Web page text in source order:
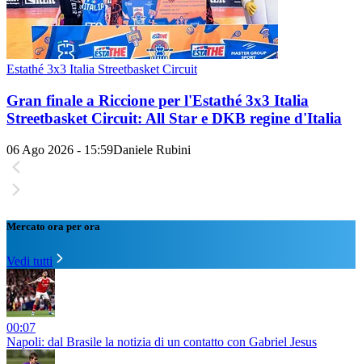
Estathé 3x3 Italia Streetbasket Circuit
Gran finale a Riccione per l'Estathé 3x3 Italia
Streetbasket Circuit: All Star e DKB regine d'Italia
06 Ago 2026 - 15:59Daniele Rubini
Mercato ora per ora
Vedi tutti
00:07
Napoli: dal Brasile la notizia di un contatto con Gabriel Jesus